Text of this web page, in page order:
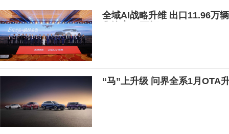
全域AI战略升维 出口11.96万
“马”上升级 问界全系1月OTA